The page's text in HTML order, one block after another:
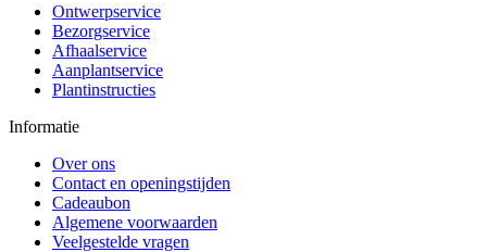
Ontwerpservice
Bezorgservice
Afhaalservice
Aanplantservice
Plantinstructies
Informatie
Over ons
Contact en openingstijden
Cadeaubon
Algemene voorwaarden
Veelgestelde vragen